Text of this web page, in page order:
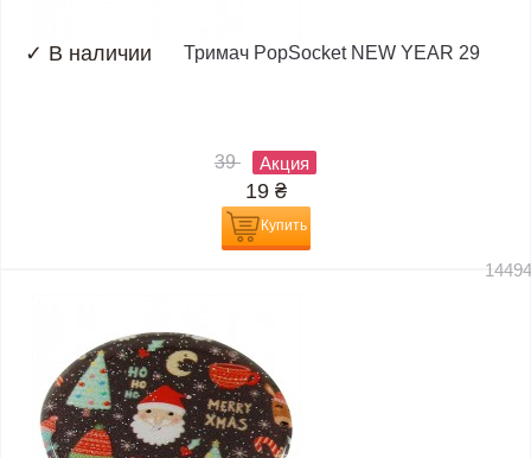
✓ В наличии Тримач PopSocket NEW YEAR 29
39 Акция
19 ₴
Купить